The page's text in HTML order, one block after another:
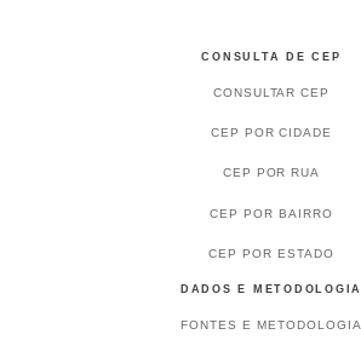
CONSULTA DE CEP
CONSULTAR CEP
CEP POR CIDADE
CEP POR RUA
CEP POR BAIRRO
CEP POR ESTADO
DADOS E METODOLOGIA
FONTES E METODOLOGIA